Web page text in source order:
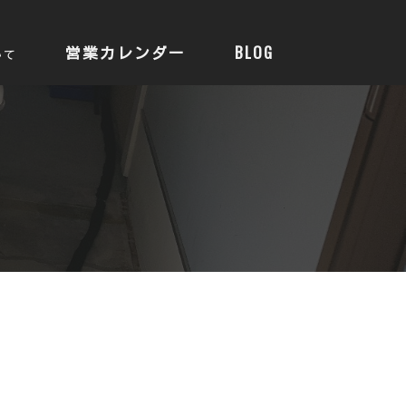
営業カレンダー BLOG